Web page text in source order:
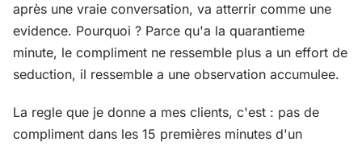
après une vraie conversation, va atterrir comme une
evidence. Pourquoi ? Parce qu'a la quarantieme
minute, le compliment ne ressemble plus a un effort de
seduction, il ressemble a une observation accumulee.
La regle que je donne a mes clients, c'est : pas de
compliment dans les 15 premières minutes d'un